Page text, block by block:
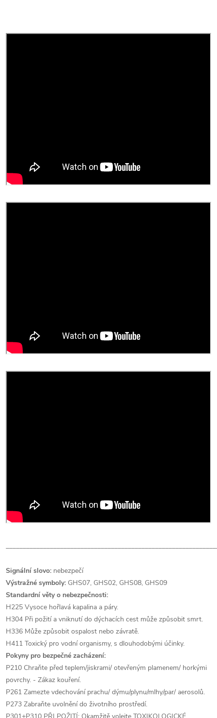
Signální slovo: nebezpečí
Výstražné symboly: GHS07, GHS02, GHS08, GHS09
Standardní věty o nebezpečnosti:
H225 Vysoce hořlavá kapalina a páry.
H304 Při požití a vniknutí do dýchacích cest může způsobit smrt.
H336 Může způsobit ospalost nebo závratě.
H411 Toxický pro vodní organismy, s dlouhodobými účinky.
Pokyny pro bezpečné zacházení:
P210 Chraňte před teplem/jiskrami/ otevřeným plamenem/ horkými
povrchy. - Zákaz kouření.
P261 Zamezte vdechování prachu/ dýmu/plynu/mlhy/par/ aerosolů.
P273 Zabraňte uvolnění do životního prostředí.